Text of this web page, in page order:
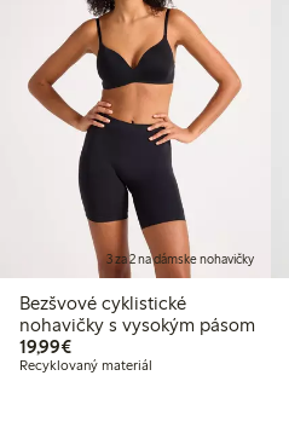
3 za 2 na dámske nohavičky
Bezšvové cyklistické
nohavičky s vysokým pásom
19,99€19,99 €
Recyklovaný materiál